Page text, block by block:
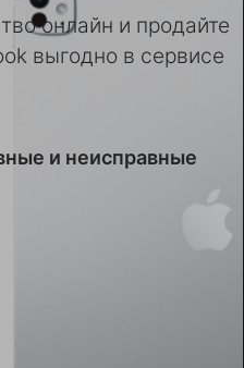
онлайн и продайте
выгодно в сервисе
и неисправные